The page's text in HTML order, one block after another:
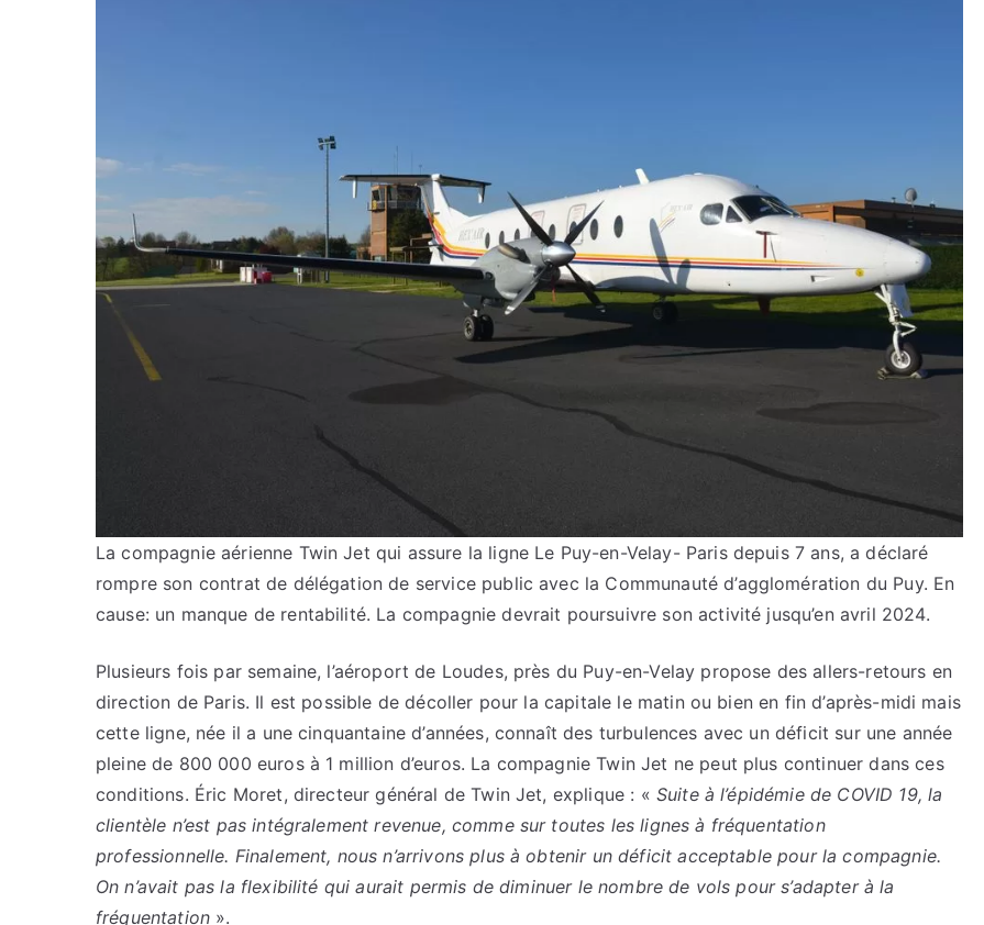
La compagnie aérienne Twin Jet qui assure la ligne Le Puy-en-Velay- Paris depuis 7 ans, a déclaré
rompre son contrat de délégation de service public avec la Communauté d’agglomération du Puy. En
cause: un manque de rentabilité. La compagnie devrait poursuivre son activité jusqu’en avril 2024.
Plusieurs fois par semaine, l’aéroport de Loudes, près du Puy-en-Velay propose des allers-retours en
direction de Paris. Il est possible de décoller pour la capitale le matin ou bien en fin d’après-midi mais
cette ligne, née il a une cinquantaine d’années, connaît des turbulences avec un déficit sur une année
pleine de 800 000 euros à 1 million d’euros. La compagnie Twin Jet ne peut plus continuer dans ces
conditions. Éric Moret, directeur général de Twin Jet, explique : « Suite à l’épidémie de COVID 19, la
clientèle n’est pas intégralement revenue, comme sur toutes les lignes à fréquentation
professionnelle. Finalement, nous n’arrivons plus à obtenir un déficit acceptable pour la compagnie.
On n’avait pas la flexibilité qui aurait permis de diminuer le nombre de vols pour s’adapter à la
fréquentation ».